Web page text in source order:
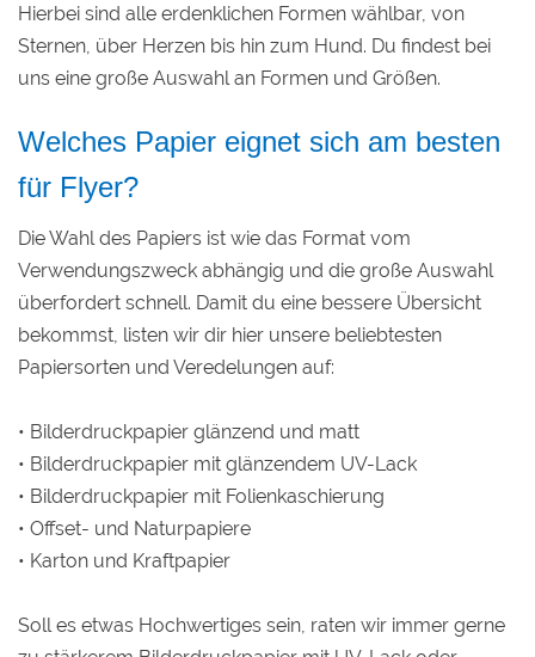
Hierbei sind alle erdenklichen Formen wählbar, von
Sternen, über Herzen bis hin zum Hund. Du findest bei
uns eine große Auswahl an Formen und Größen.
Welches Papier eignet sich am besten
für Flyer?
Die Wahl des Papiers ist wie das Format vom
Verwendungszweck abhängig und die große Auswahl
überfordert schnell. Damit du eine bessere Übersicht
bekommst, listen wir dir hier unsere beliebtesten
Papiersorten und Veredelungen auf:
• Bilderdruckpapier glänzend und matt
• Bilderdruckpapier mit glänzendem UV-Lack
• Bilderdruckpapier mit Folienkaschierung
• Offset- und Naturpapiere
• Karton und Kraftpapier
Soll es etwas Hochwertiges sein, raten wir immer gerne